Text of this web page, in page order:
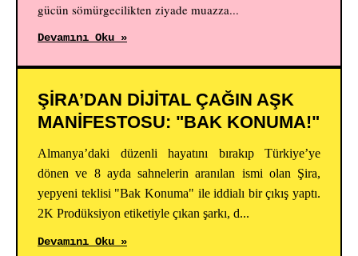
gücün sömürgecilikten ziyade muazza...
Devamını Oku »
ŞİRA’DAN DİJİTAL ÇAĞIN AŞK
MANİFESTOSU: "BAK KONUMA!"
Almanya’daki düzenli hayatını bırakıp Türkiye’ye
dönen ve 8 ayda sahnelerin aranılan ismi olan Şira,
yepyeni teklisi "Bak Konuma" ile iddialı bir çıkış yaptı.
2K Prodüksiyon etiketiyle çıkan şarkı, d...
Devamını Oku »